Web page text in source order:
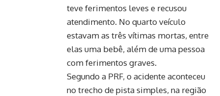
teve ferimentos leves e recusou
atendimento. No quarto veículo
estavam as três vítimas mortas, entre
elas uma bebê, além de uma pessoa
com ferimentos graves.
Segundo a PRF, o acidente aconteceu
no trecho de pista simples, na região